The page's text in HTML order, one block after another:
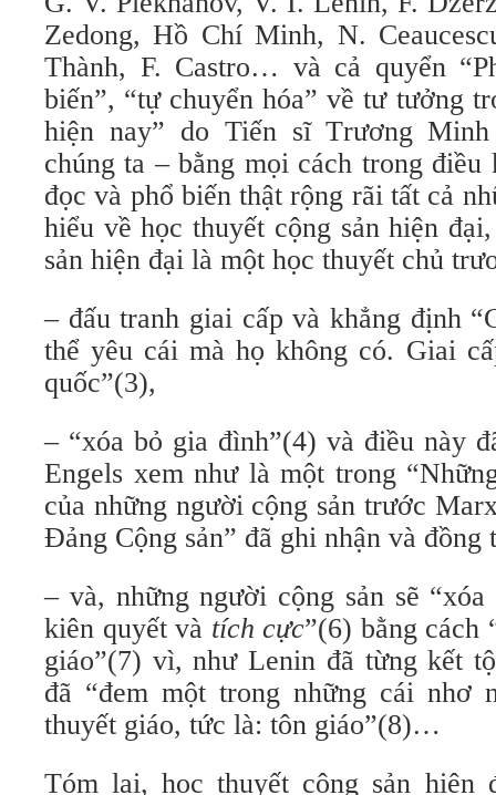
Zedong, Hồ Chí Minh, N.
Thành, F. Castro… và cả quyển
biến”, “tự chuyển hóa” về tư tưởng
hiện nay” do Tiến sĩ Trương
chúng ta – bằng mọi cách trong
đọc và phổ biến thật rộng rãi tất cả
hiểu về học thuyết cộng sản hiện
sản hiện đại là một học thuyết chủ
– đấu tranh giai cấp và khẳng định
thể yêu cái mà họ không có. Giai
quốc”(3),
– “xóa bỏ gia đình”(4) và điều này
Engels xem như là một trong
của những người cộng sản trước
Đảng Cộng sản” đã ghi nhận và đồng
– và, những người cộng sản sẽ
kiên quyết và tích cực”(6) bằng cách
giáo”(7) vì, như Lenin đã từng kết
đã “đem một trong những cái nhơ
thuyết giáo, tức là: tôn giáo”(8)…
Tóm lại, học thuyết cộng sản hiện